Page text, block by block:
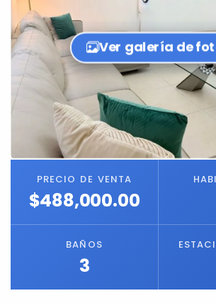
Ver galería de
PRECIO DE VENTA
$488,000.00
BAÑOS
3